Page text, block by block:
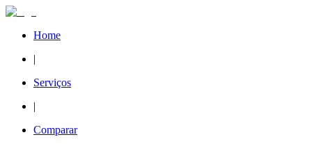
Home
|
Serviços
|
Comparar